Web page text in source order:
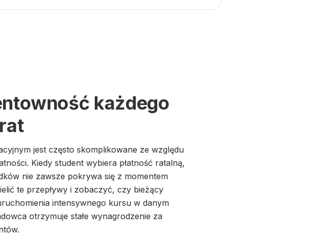
każdego
jest często skomplikowane ze względu
Kiedy student wybiera płatność ratalną,
nie zawsze pokrywa się z momentem
te przepływy i zobaczyć, czy bieżący
intensywnego kursu w danym
otrzymuje stałe wynagrodzenie za